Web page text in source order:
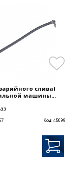
слива)
машины...
Код:45099